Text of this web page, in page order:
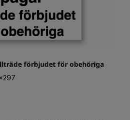
förbjudet för obehöriga